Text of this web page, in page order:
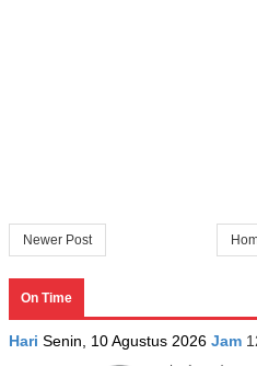
Newer Post
On Time
Hari Senin, 10 Agustus 2026 Jam